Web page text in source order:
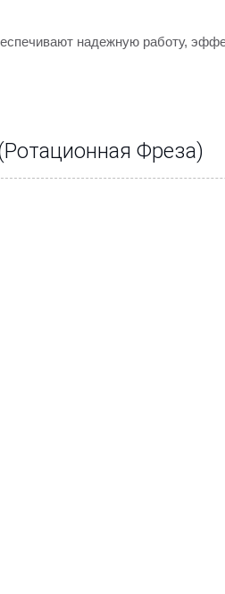
надежную работу,
Фреза)